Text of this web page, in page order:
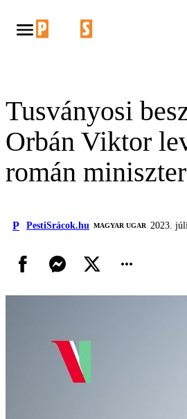
Tusványosi
Orbán Viktor
román
P PestiSrácok.hu MAGYAR UGAR 2023.